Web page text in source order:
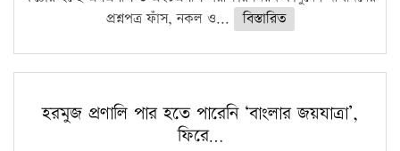
প্রশ্নপত্র ফাঁস, নকল ও...
বিস্তারিত
হরমুজ প্রণালি পার হতে পারেনি ‘বাংলার জয়যাত্রা’,
ফিরে…